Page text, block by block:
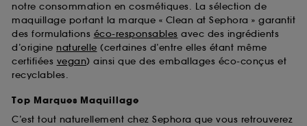
notre consommation en cosmétiques. La sélection de
maquillage portant la marque « Clean at Sephora » garantit
des formulations éco-responsables avec des ingrédients
d’origine naturelle (certaines d’entre elles étant même
certifiées vegan) ainsi que des emballages éco-conçus et
recyclables.
Top Marques Maquillage
C’est tout naturellement chez Sephora que vous retrouverez